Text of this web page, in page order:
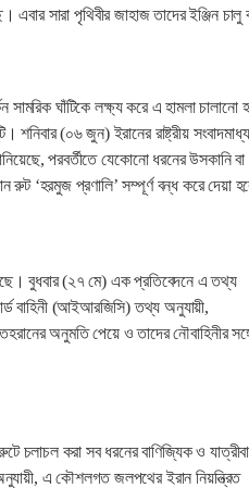
এবার সারা পৃথিবীর জাহাজ তাদের ইঞ্জিন চালু
সামরিক ঘাঁটিকে লক্ষ্য করে এ হামলা চালানো
শনিবার (০৬ জুন) ইরানের রাষ্ট্রীয়
পরবর্তীতে যেকোনো ধরনের উসকানি বা
‘হরমুজ প্রণালি’ সম্পূর্ণ বন্ধ করে দেয়া
বুধবার (২৭ মে) এক প্রতিবেদনে এ তথ্য
বাহিনী (আইআরজিসি) তথ্য অনুযায়ী,
অনুমতি পেয়ে ও তাদের নৌবাহিনীর
চলাচল করা সব ধরনের বাণিজ্যিক ও
এ কৌশলগত জলপথের ইরান নিয়ন্ত্রিত